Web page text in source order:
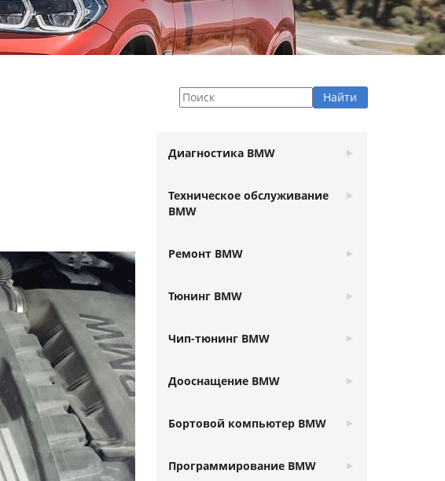
Диагностика BMW
Техническое обслуживание
BMW
Ремонт BMW
Тюнинг BMW
Чип-тюнинг BMW
Дооснащение BMW
Бортовой компьютер BMW
Программирование BMW